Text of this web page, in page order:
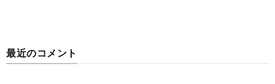
最近のコメント